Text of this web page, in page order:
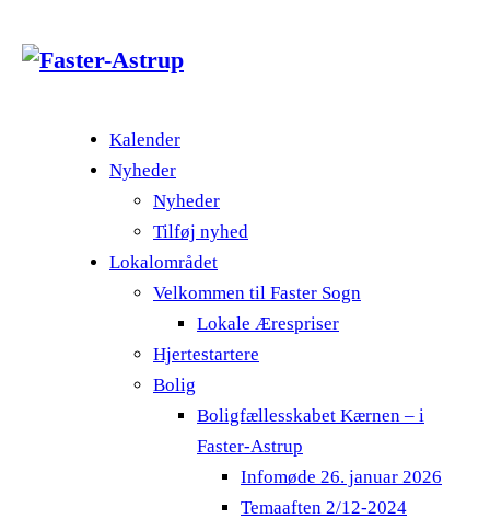
Kalender
Nyheder
Nyheder
Tilføj nyhed
Lokalområdet
Velkommen til Faster Sogn
Lokale Ærespriser
Hjertestartere
Bolig
Boligfællesskabet Kærnen – i
Faster-Astrup
Infomøde 26. januar 2026
Temaaften 2/12-2024